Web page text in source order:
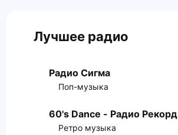
Лучшее радио
Радио Сигма
Поп-музыка
60's Dance - Радио Рекорд
Ретро музыка